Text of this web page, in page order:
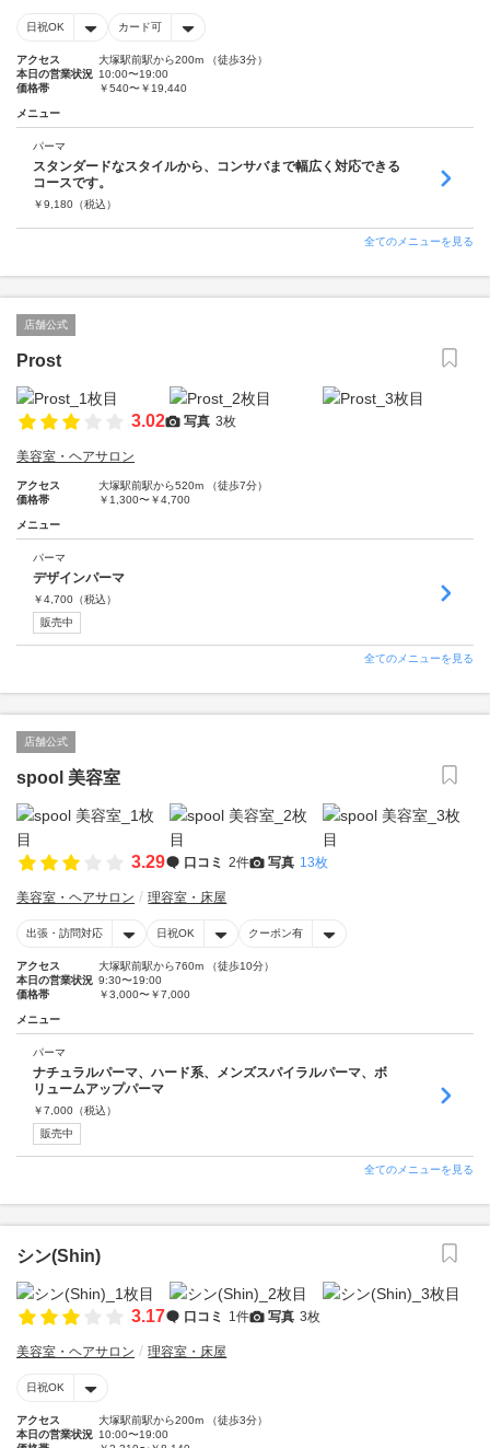
日祝OK カード可
アクセス
大塚駅前駅から200m （徒歩3分）
本日の営業状況 10:00〜19:00
価格帯
￥540〜￥19,440
メニュー
パーマ
スタンダードなスタイルから、コンサバまで幅広く対応できる
コースです。
￥9,180 （税込）
全てのメニューを見る
店舗公式
Prost
3.02 写真 3枚
美容室・ヘアサロン
アクセス
大塚駅前駅から520m （徒歩7分）
価格帯
￥1,300〜￥4,700
メニュー
パーマ
デザインパーマ
￥4,700 （税込）
販売中
全てのメニューを見る
店舗公式
spool 美容室
3.29 口コミ 2件 写真 13枚
美容室・ヘアサロン 理容室・床屋
出張・訪問対応 日祝OK クーポン有
アクセス
大塚駅前駅から760m （徒歩10分）
本日の営業状況 9:30〜19:00
価格帯
￥3,000〜￥7,000
メニュー
パーマ
ナチュラルパーマ、ハード系、メンズスパイラルパーマ、ボ
リュームアップパーマ
￥7,000 （税込）
販売中
全てのメニューを見る
シン(Shin)
3.17 口コミ 1件 写真 3枚
美容室・ヘアサロン 理容室・床屋
日祝OK
アクセス
大塚駅前駅から200m （徒歩3分）
本日の営業状況 10:00〜19:00